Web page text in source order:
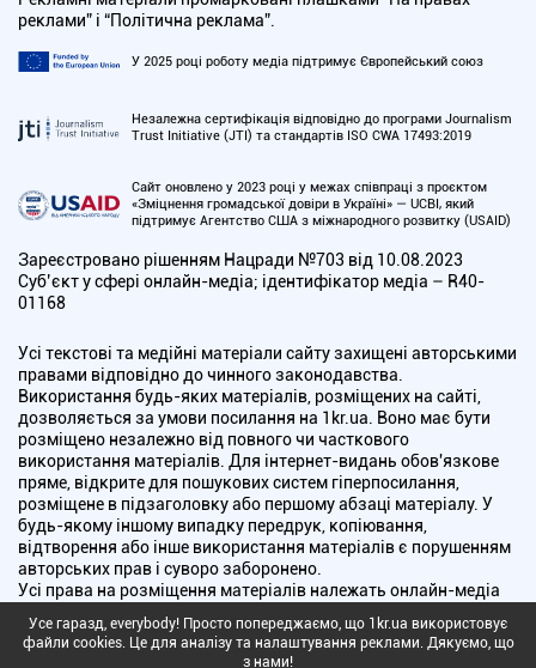
реклами” і “Політична реклама”.
У 2025 році роботу медіа підтримує Європейський союз
Незалежна сертифікація відповідно до програми Journalism
Trust Initiative (JTI) та стандартів ISO CWA 17493:2019
Сайт оновлено у 2023 році у межах співпраці з проєктом
«Зміцнення громадської довіри в Україні» — UCBI, який
підтримує Агентство США з міжнародного розвитку (USAID)
Зареєстровано рішенням Нацради №703 від 10.08.2023
Cуб’єкт у сфері онлайн-медіа; ідентифікатор медіа – R40-
01168
Усі текстові та медійні матеріали сайту захищені авторськими
правами відповідно до чинного законодавства.
Використання будь-яких матеріалів, розміщених на сайті,
дозволяється за умови посилання на 1kr.ua. Воно має бути
розміщено незалежно від повного чи часткового
використання матеріалів. Для інтернет-видань обов'язкове
пряме, відкрите для пошукових систем гіперпосилання,
розміщене в підзаголовку або першому абзаці матеріалу. У
будь-якому іншому випадку передрук, копіювання,
відтворення або інше використання матеріалів є порушенням
авторських прав і суворо заборонено.
Усі права на розміщення матеріалів належать онлайн-медіа
радою України з питань телебачення і радіомовлення.
Усе гаразд, everybody! Просто попереджаємо, що 1kr.ua використовує
файли cookies. Це для аналізу та налаштування реклами. Дякуємо, що
з нами!